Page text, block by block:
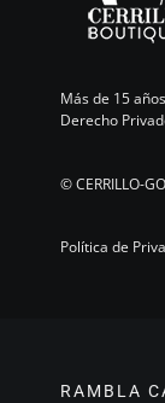
Más de 15
Derecho
©CERRILLO-
Política de
RAMBLA